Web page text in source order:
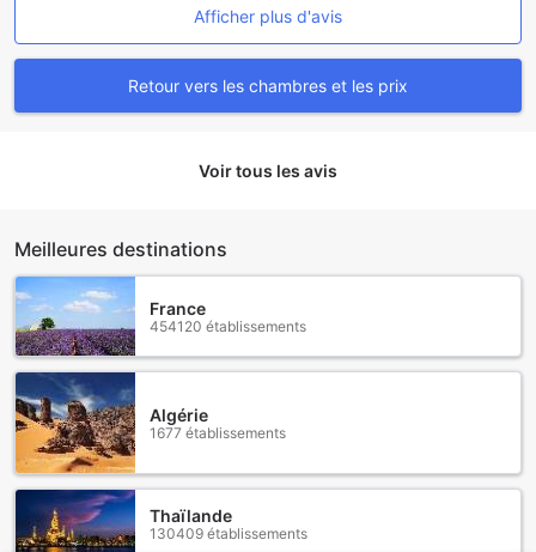
Afficher plus d'avis
Retour vers les chambres et les prix
Voir tous les avis
Meilleures destinations
France
454120 établissements
Algérie
1677 établissements
Thaïlande
130409 établissements